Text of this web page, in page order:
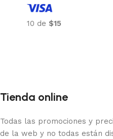
$15
Tienda online
Todas las promociones y
de la web y no todas están